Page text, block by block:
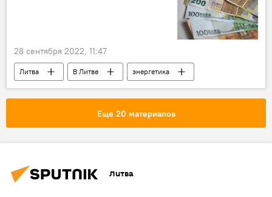
28 сентября 2022, 11:47
Литва В Литве
энергетика
деньги
Экономика
Еще 20 материалов
Литва